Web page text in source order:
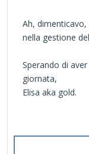
Ah,
nella gestione
Sperando di
giornata,
Elisa aka gold.